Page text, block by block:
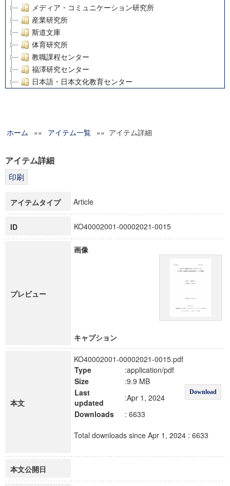
メディア・コミュニケーション研究所
産業研究所
斯道文庫
体育研究所
教職課程センター
福澤研究センター
日本語・日本文化教育センター
グローバルリサーチインスティテュート
科学研究費補助金研究成果報告書
博士課程教育リーディングプログラム「超成熟社会発展のサ
ホーム »» アイテム一覧 »» アイテム詳細
アイテム詳細
アイテムタイプ Article
ID KO40002001-00002021-0015
プレビュー
画像
キャプション
本文
KO40002001-00002021-0015.pdf
Type
:application/pdf
Download
Size
:9.9 MB
Last
updated
:Apr 1, 2024
Downloads
: 6633
Total downloads since Apr 1, 2024 : 6633
本文公開日